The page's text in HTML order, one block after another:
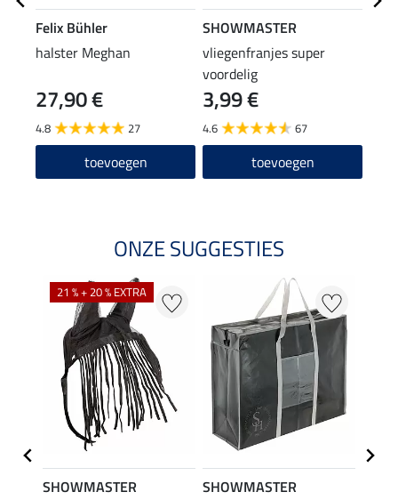
Felix Bühler
halster Meghan
27,90 €
4.8 27
toevoegen
SHOWMASTER
vliegenfranjes super
voordelig
3,99 €
4.6 67
toevoegen
ONZE SUGGESTIES
21 % + 20 % EXTRA
SHOWMASTER
SHOWMASTER